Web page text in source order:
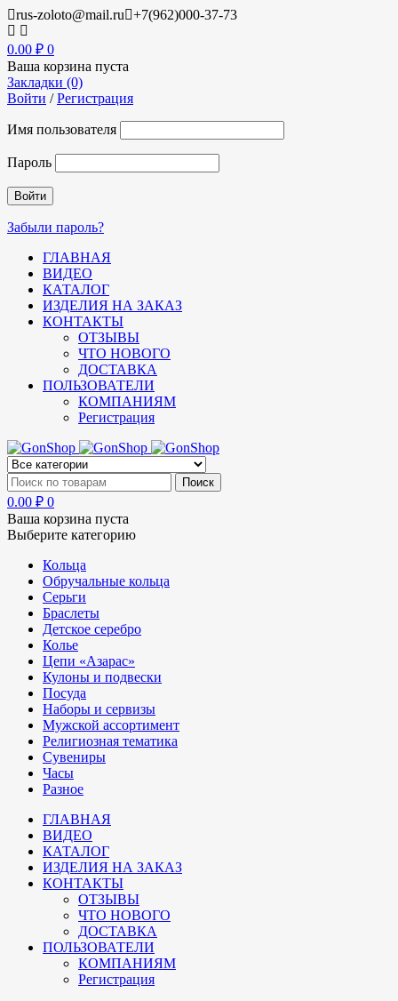
rus-zoloto@mail.ru +7(962)000-37-73
0.00 ₽ 0
Ваша корзина пуста
Закладки (0)
Войти /Регистрация
Имя пользователя
Пароль
Забыли пароль?
ГЛАВНАЯ
ВИДЕО
КАТАЛОГ
ИЗДЕЛИЯ НА ЗАКАЗ
КОНТАКТЫ
ОТЗЫВЫ
ЧТО НОВОГО
ДОСТАВКА
ПОЛЬЗОВАТЕЛИ
КОМПАНИЯМ
Регистрация
0.00 ₽ 0
Ваша корзина пуста
Выберите категорию
Кольца
Обручальные кольца
Серьги
Браслеты
Детское серебро
Колье
Цепи «Азарас»
Кулоны и подвески
Посуда
Наборы и сервизы
Мужской ассортимент
Религиозная тематика
Сувениры
Часы
Разное
ГЛАВНАЯ
ВИДЕО
КАТАЛОГ
ИЗДЕЛИЯ НА ЗАКАЗ
КОНТАКТЫ
ОТЗЫВЫ
ЧТО НОВОГО
ДОСТАВКА
ПОЛЬЗОВАТЕЛИ
КОМПАНИЯМ
Регистрация